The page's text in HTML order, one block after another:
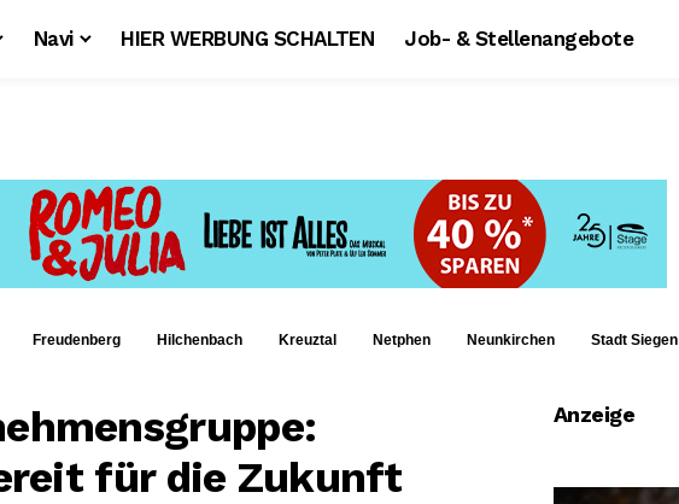
Navi HIER WERBUNG SCHALTEN Job- & Stellenangebote
Freudenberg Hilchenbach Kreuztal Netphen Neunkirchen Stadt Siegen
für die Zukunft
Anzeige